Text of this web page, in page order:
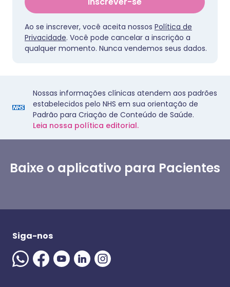
Ao se inscrever, você aceita nossos Política de
Privacidade. Você pode cancelar a inscrição a
qualquer momento. Nunca vendemos seus dados.
Nossas informações clínicas atendem aos padrões
estabelecidos pelo NHS em sua orientação de
Padrão para Criação de Conteúdo de Saúde.
Leia nossa política editorial.
Baixe o aplicativo para Pacientes
Siga-nos